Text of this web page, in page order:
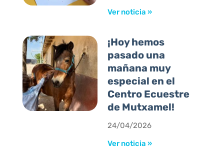
Ver noticia »
¡Hoy hemos
pasado una
mañana muy
especial en el
Centro Ecuestre
de Mutxamel!
24/04/2026
Ver noticia »